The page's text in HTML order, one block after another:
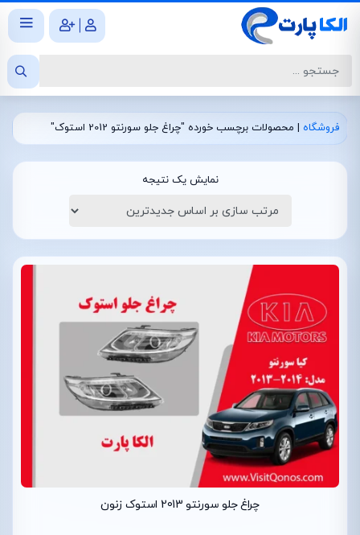
|
فروشگاه | محصولات برچسب خورده "چراغ جلو سورنتو 2012 استوک"
نمایش یک نتیجه
چراغ جلو سورنتو 2013 استوک زنون